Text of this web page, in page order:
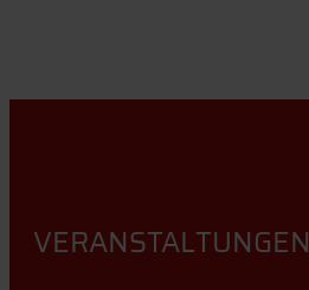
VERANSTALTUNGEN